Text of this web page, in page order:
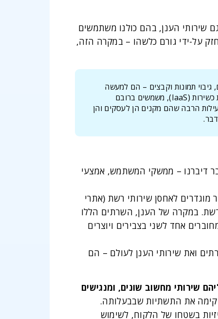
שירותי הענן, בהם כולנו משתמשים
על-ידי גורם כלשהו – במקרה הזה,
גיבוי תמונות וקבצים – הם למעשה
שירותי ענן, רובם מסוג התוכנה כשירות (SaaS), כאשר הסוגים האחרים – פלטפורמה כשירות (PaaS) ותשתיות כשירות (IaaS), משמשים ברובם
הרבה שהם מקנים הן לעסקים והן
דיברנו – ממשקי המשתמש, אמצעי
לאחסן שירותי רשת (אתרי
במקרה של הענן, השרתים הללו
אחד לשני בצבירים ויוצרים
ואת שירותי הענן לעולם – הם
שירותי מחשוב שונים, ומנגישים
את התשתיות שבבעלותה.
בשטחו של הלקוח, לשימוש